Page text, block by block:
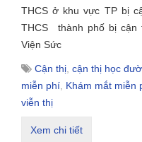
THCS ở khu vực TP bị
THCS thành phố bị cận
Viện Sức
Cận thị cận thị học
miễn phí Khám mắt miễn
viễn thị
Xem chi tiết